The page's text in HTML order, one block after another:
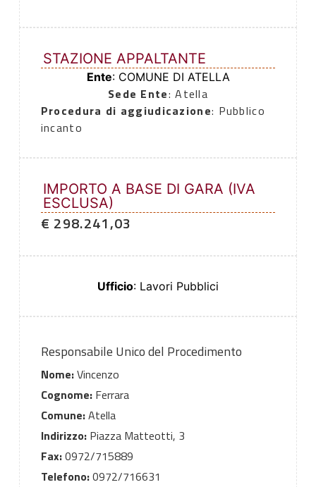
STAZIONE APPALTANTE
Ente: COMUNE DI ATELLA
Sede Ente: Atella
Procedura di aggiudicazione: Pubblico
incanto
IMPORTO A BASE DI GARA (IVA
ESCLUSA)
€ 298.241,03
Ufficio: Lavori Pubblici
Responsabile Unico del Procedimento
Nome:Vincenzo
Cognome:Ferrara
Comune:Atella
Indirizzo:Piazza Matteotti, 3
Fax:0972/715889
Telefono:0972/716631